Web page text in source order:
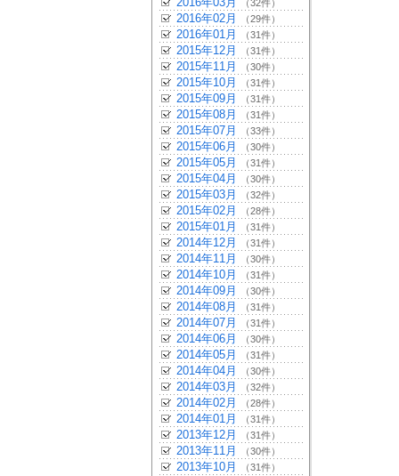
（32件）
2016年02月 （29件）
2016年01月 （31件）
2015年12月 （31件）
2015年11月 （30件）
2015年10月 （31件）
2015年09月 （31件）
2015年08月 （31件）
2015年07月 （33件）
2015年06月 （30件）
2015年05月 （31件）
2015年04月 （30件）
2015年03月 （32件）
2015年02月 （28件）
2015年01月 （31件）
2014年12月 （31件）
2014年11月 （30件）
2014年10月 （31件）
2014年09月 （30件）
2014年08月 （31件）
2014年07月 （31件）
2014年06月 （30件）
2014年05月 （31件）
2014年04月 （30件）
2014年03月 （32件）
2014年02月 （28件）
2014年01月 （31件）
2013年12月 （31件）
2013年11月 （30件）
2013年10月 （31件）